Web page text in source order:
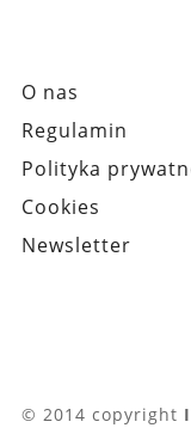
O nas
Regulamin
Polityka
Cookies
Newsletter
© 2014 copyright